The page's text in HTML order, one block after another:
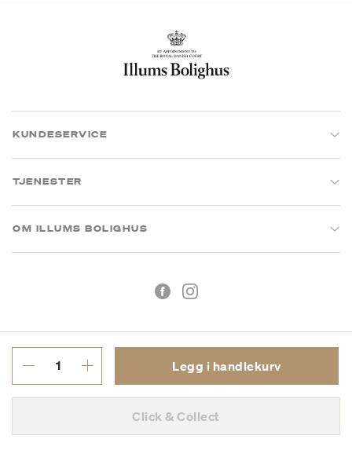
Legg i handlekurv
Click & Collect
KUNDESERVICE
TJENESTER
OM ILLUMS BOLIGHUS
MVA: 993 075 930